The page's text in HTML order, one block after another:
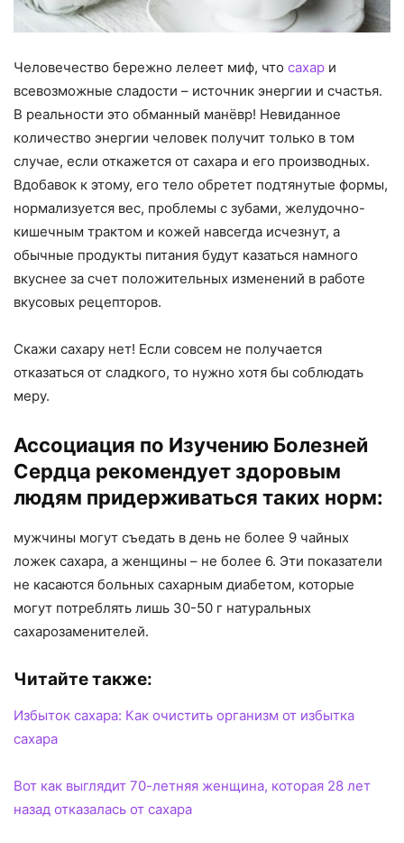
Человечество бережно лелеет миф, что сахар и
всевозможные сладости – источник энергии и счастья.
В реальности это обманный манёвр! Невиданное
количество энергии человек получит только в том
случае, если откажется от сахара и его производных.
Вдобавок к этому, его тело обретет подтянутые формы,
нормализуется вес, проблемы с зубами, желудочно-
кишечным трактом и кожей навсегда исчезнут, а
обычные продукты питания будут казаться намного
вкуснее за счет положительных изменений в работе
вкусовых рецепторов.
Скажи сахару нет! Если совсем не получается
отказаться от сладкого, то нужно хотя бы соблюдать
меру.
Ассоциация по Изучению Болезней
Сердца рекомендует здоровым
людям придерживаться таких норм:
мужчины могут съедать в день не более 9 чайных
ложек сахара, а женщины – не более 6. Эти показатели
не касаются больных сахарным диабетом, которые
могут потреблять лишь 30-50 г натуральных
сахарозаменителей.
Читайте также:
Избыток сахара: Как очистить организм от избытка
сахара
Вот как выглядит 70-летняя женщина, которая 28 лет
назад отказалась от сахара